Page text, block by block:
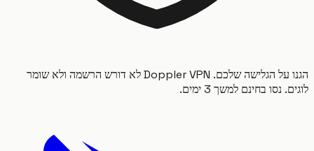
הגנו על הגלישה שלכם. Doppler VPN לא דורש הרשמה ולא שומר
נסו בחינם למשך 3 ימים.